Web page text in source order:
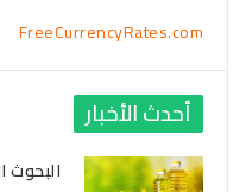
FreeCurrencyRates.com
أحدث الأخبار
البحوث